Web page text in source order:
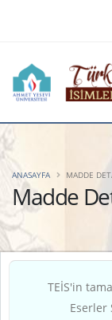
Madde
ANASAYFA MADDE
TEİS'in
Eserler